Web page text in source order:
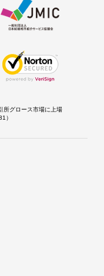
所グロース市場に上場
）